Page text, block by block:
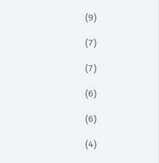
(9)
(7)
(7)
(6)
(6)
(4)